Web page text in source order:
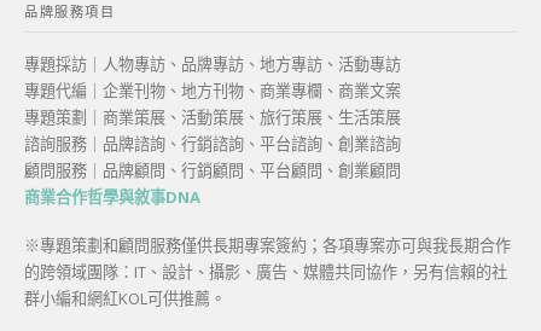
品牌服務項目
專題採訪｜人物專訪、品牌專訪、地方專訪、活動專訪
專題代編｜企業刊物、地方刊物、商業專欄、商業文案
專題策劃｜商業策展、活動策展、旅行策展、生活策展
諮詢服務｜品牌諮詢、行銷諮詢、平台諮詢、創業諮詢
顧問服務｜品牌顧問、行銷顧問、平台顧問、創業顧問
商業合作哲學與敘事DNA
※專題策劃和顧問服務僅供長期專案簽約；各項專案亦可與我長期合作
的跨領域團隊：IT、設計、攝影、廣告、媒體共同協作，另有信賴的社
群小編和網紅KOL可供推薦。